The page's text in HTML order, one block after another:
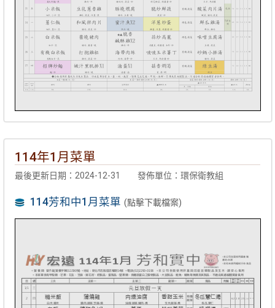
114年1月菜單
最後更新日期：2024-12-31 發佈單位：環保衛教組
114芳和中1月菜單 (點擊下載檔案)